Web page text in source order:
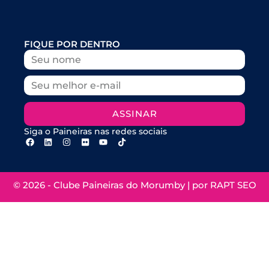
FIQUE POR DENTRO
ASSINAR
Siga o Paineiras nas redes sociais
© 2026 - Clube Paineiras do Morumby | por RAPT SEO